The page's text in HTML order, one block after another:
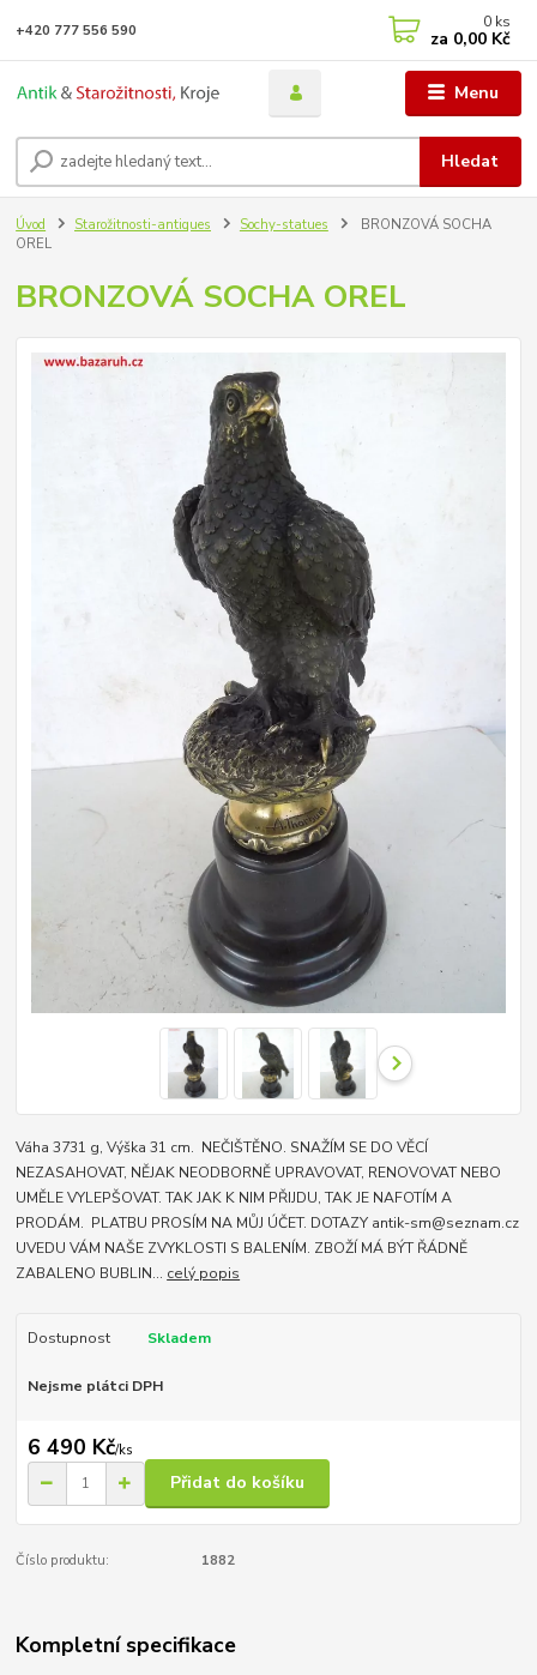
Menu
Hledat
+420 777 556 590 0 ks
za 0,00 Kč
Úvod Starožitnosti-antiques Sochy-statues
BRONZOVÁ SOCHA
OREL
BRONZOVÁ SOCHA OREL
Váha 3731 g, Výška 31 cm. NEČIŠTĚNO. SNAŽÍM SE DO VĚCÍ
NEZASAHOVAT, NĚJAK NEODBORNĚ UPRAVOVAT, RENOVOVAT NEBO
UMĚLE VYLEPŠOVAT. TAK JAK K NIM PŘIJDU, TAK JE NAFOTÍM A
PRODÁM. PLATBU PROSÍM NA MŮJ ÚČET. DOTAZY antik-sm@seznam.cz
UVEDU VÁM NAŠE ZVYKLOSTI S BALENÍM. ZBOŽÍ MÁ BÝT ŘÁDNĚ
ZABALENO BUBLIN... celý popis
Dostupnost Skladem
Nejsme plátci DPH
6 490 Kč/ks
Přidat do košíku
Číslo produktu: 1882
Kompletní specifikace